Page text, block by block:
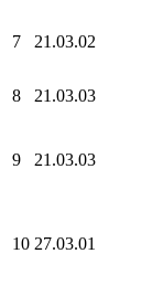
7
21.03.02
8 21.03.03
9 21.03.03
10 27.03.01